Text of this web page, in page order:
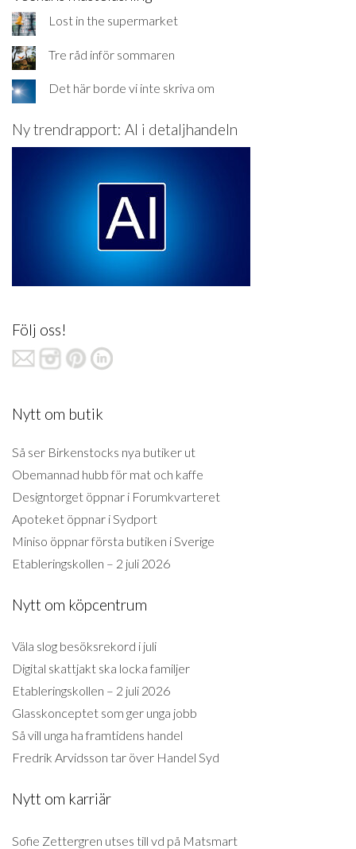
Lost in the supermarket
Tre råd inför sommaren
Det här borde vi inte skriva om
Ny trendrapport: AI i detaljhandeln
Följ oss!
Nytt om butik
Så ser Birkenstocks nya butiker ut
Obemannad hubb för mat och kaffe
Designtorget öppnar i Forumkvarteret
Apoteket öppnar i Sydport
Miniso öppnar första butiken i Sverige
Etableringskollen – 2 juli 2026
Nytt om köpcentrum
Väla slog besöksrekord i juli
Digital skattjakt ska locka familjer
Etableringskollen – 2 juli 2026
Glasskonceptet som ger unga jobb
Så vill unga ha framtidens handel
Fredrik Arvidsson tar över Handel Syd
Nytt om karriär
Sofie Zettergren utses till vd på Matsmart